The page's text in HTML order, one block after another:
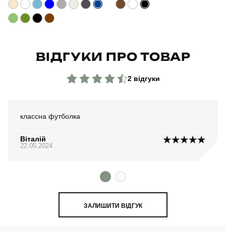
Країна - виробник
ВІДГУКИ ПРО ТОВАР
2 відгуки
классна футболка
Віталій
22.05.2024
ЗАЛИШИТИ ВІДГУК